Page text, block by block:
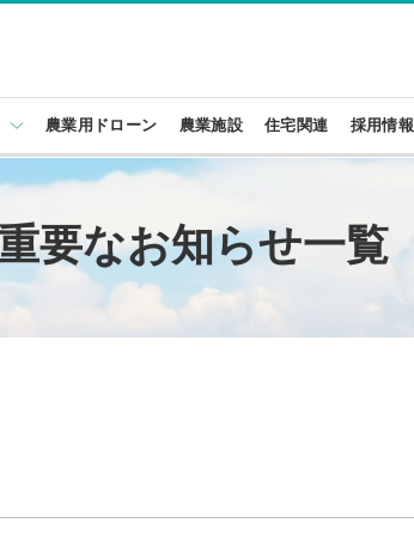
農業用ドローン 農業施設 住宅関連 採用情報
要なお知らせ一覧